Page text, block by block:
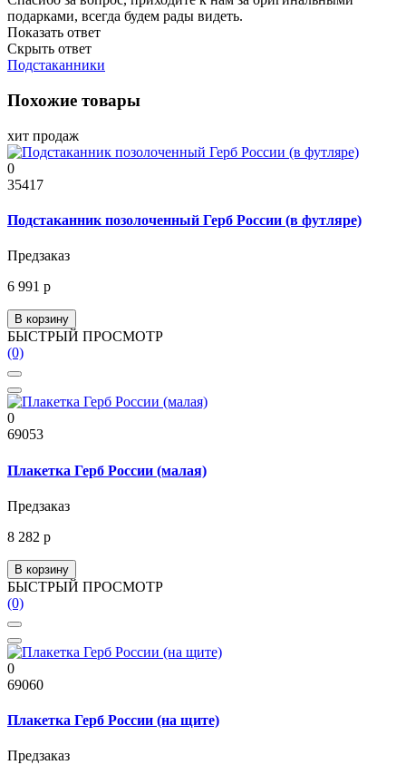
подарками, всегда будем рады видеть.
Показать ответ
Скрыть ответ
Подстаканники
Похожие товары
хит продаж
0
35417
Подстаканник позолоченный Герб России (в футляре)
Предзаказ
6 991 р
В корзину
БЫСТРЫЙ ПРОСМОТР
(0)
0
69053
Плакетка Герб России (малая)
Предзаказ
8 282 р
В корзину
БЫСТРЫЙ ПРОСМОТР
(0)
0
69060
Плакетка Герб России (на щите)
Предзаказ